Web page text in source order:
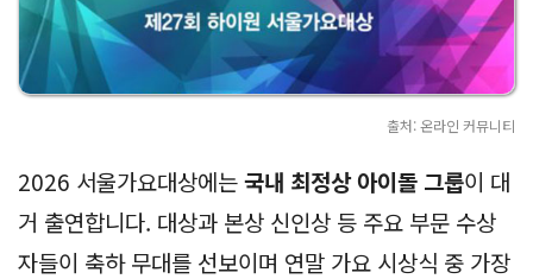
출처: 온라인 커뮤니티
2026 서울가요대상에는국내 최정상 아이돌 그룹이 대
거 출연합니다. 대상과 본상 신인상 등 주요 부문 수상
자들이 축하 무대를 선보이며 연말 가요 시상식 중 가장